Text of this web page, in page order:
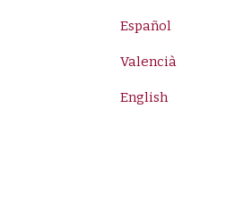
Español
Valencià
English